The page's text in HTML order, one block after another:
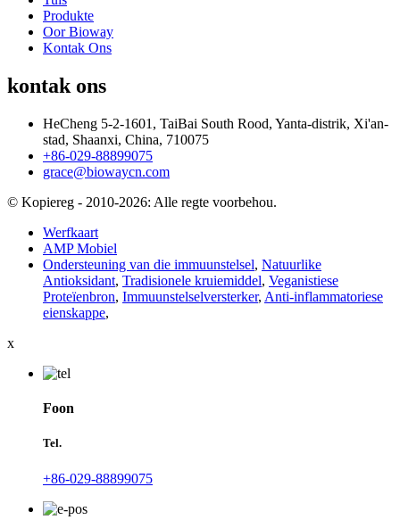
Produkte
Oor Bioway
Kontak Ons
kontak ons
HeCheng 5-2-1601, TaiBai South Rood, Yanta-distrik, Xi'an-
stad, Shaanxi, China, 710075
+86-029-88899075
grace@biowaycn.com
© Kopiereg - 2010-2026: Alle regte voorbehou.
Werfkaart
AMP Mobiel
Ondersteuning van die immuunstelsel, Natuurlike
Antioksidant, Tradisionele kruiemiddel, Veganistiese
Proteïenbron, Immuunstelselversterker, Anti-inflammatoriese
eienskappe,
x
Foon
Tel.
+86-029-88899075